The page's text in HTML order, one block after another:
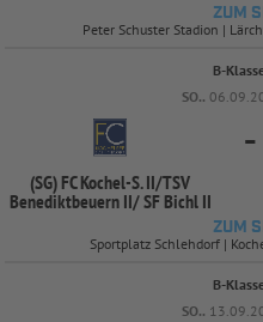
ZUM
Peter Schuster Stadion |
B-
SO..
(SG) FC Kochel-S. II/TSV
Benediktbeuern II/SF Bichl II
-
ZUM
Sportplatz Schlehdorf |
B-
SO..